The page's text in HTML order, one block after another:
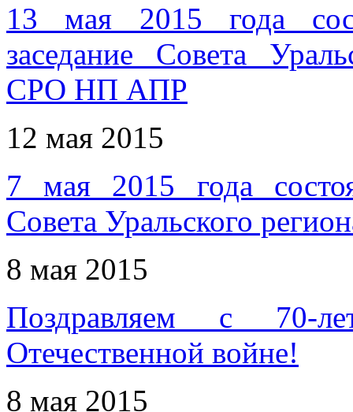
13 мая 2015 года
заседание Совета
СРО НП АПР
12 мая 2015
7 мая 2015 года
Совета Уральского
8 мая 2015
Поздравляем с 70-
Отечественной войне!
8 мая 2015